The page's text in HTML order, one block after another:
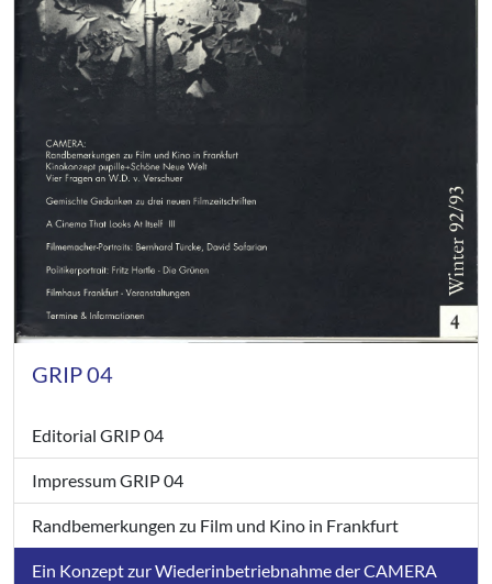
GRIP 04
Editorial GRIP 04
Impressum GRIP 04
Randbemerkungen zu Film und Kino in Frankfurt
Ein Konzept zur Wiederinbetriebnahme der CAMERA